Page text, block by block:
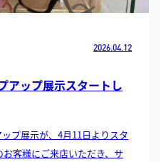
2026.04.12
アップ展示スタートし
プ展示が、4月11日よりスタ
客様にご来店いただき、サ